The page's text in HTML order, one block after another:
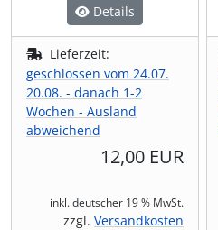
Details
Lieferzeit:
geschlossen vom 24.07.
20.08. - danach 1-2
Wochen - Ausland
abweichend
12,00 EUR
inkl. deutscher 19 % MwSt.
zzgl. Versandkosten